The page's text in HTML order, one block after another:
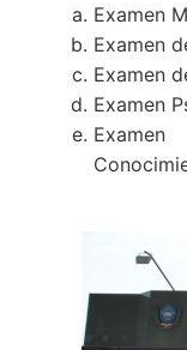
Examen
Examen
Examen
Examen